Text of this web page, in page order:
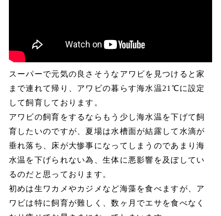
スーパーで元気の良さそうなアワビを見つけると家
まで連れて帰り、アワビの暮らす海水温21℃に設定
して飼育しております。
アワビの飼育をするならもう少し海水温を下げて飼
育したいのですが、夏場は水槽面が結露して水滴が
垂れ落ち、床が大惨事になってしまうのであまり海
水温を下げられない為、生体に悪影響を及ぼしてい
るのだと思っております。
初めは生ワカメやカジメなど海藻を食べますが、ア
ワビは特に飼育が難しく、数ヶ月でエサを食べなく